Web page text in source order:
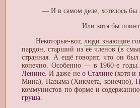
— И в самом деле, хотелось бы
Или хотя бы
Некоторые-вот,люди знающие
пардон, старший из её членов (в
странная. А ещё говорят, что он
конечно . Особенно — в 1960-е годы.
Ленине . И даже не о Сталине(хотяи
Мина), Назыма (Хикмета, конечно),
коммунистов по форме и
груша